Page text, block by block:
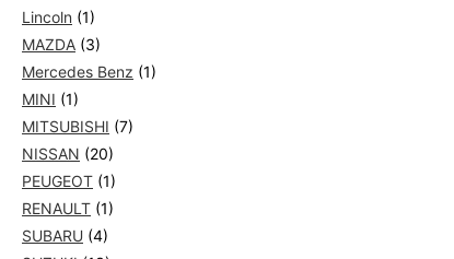
Lincoln (1)
MAZDA (3)
Mercedes Benz (1)
MINI (1)
MITSUBISHI (7)
NISSAN (20)
PEUGEOT (1)
RENAULT (1)
SUBARU (4)